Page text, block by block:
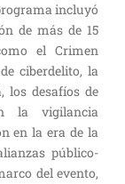
incluyó
de más de 15
el Crimen
ciberdelito, la
los desafíos de
la vigilancia
en la era de la
público-
del evento,